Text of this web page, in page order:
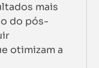
mais
do pós-
otimizam a